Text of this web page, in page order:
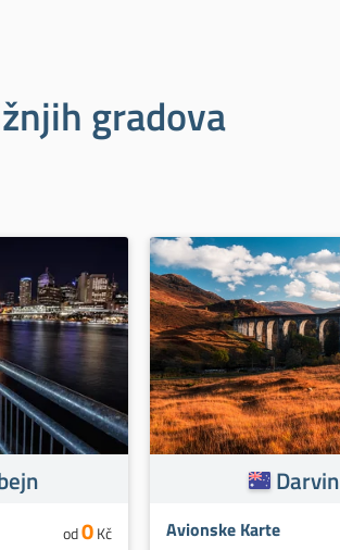
gradova
od0Kč
Darvin
Avionske Karte